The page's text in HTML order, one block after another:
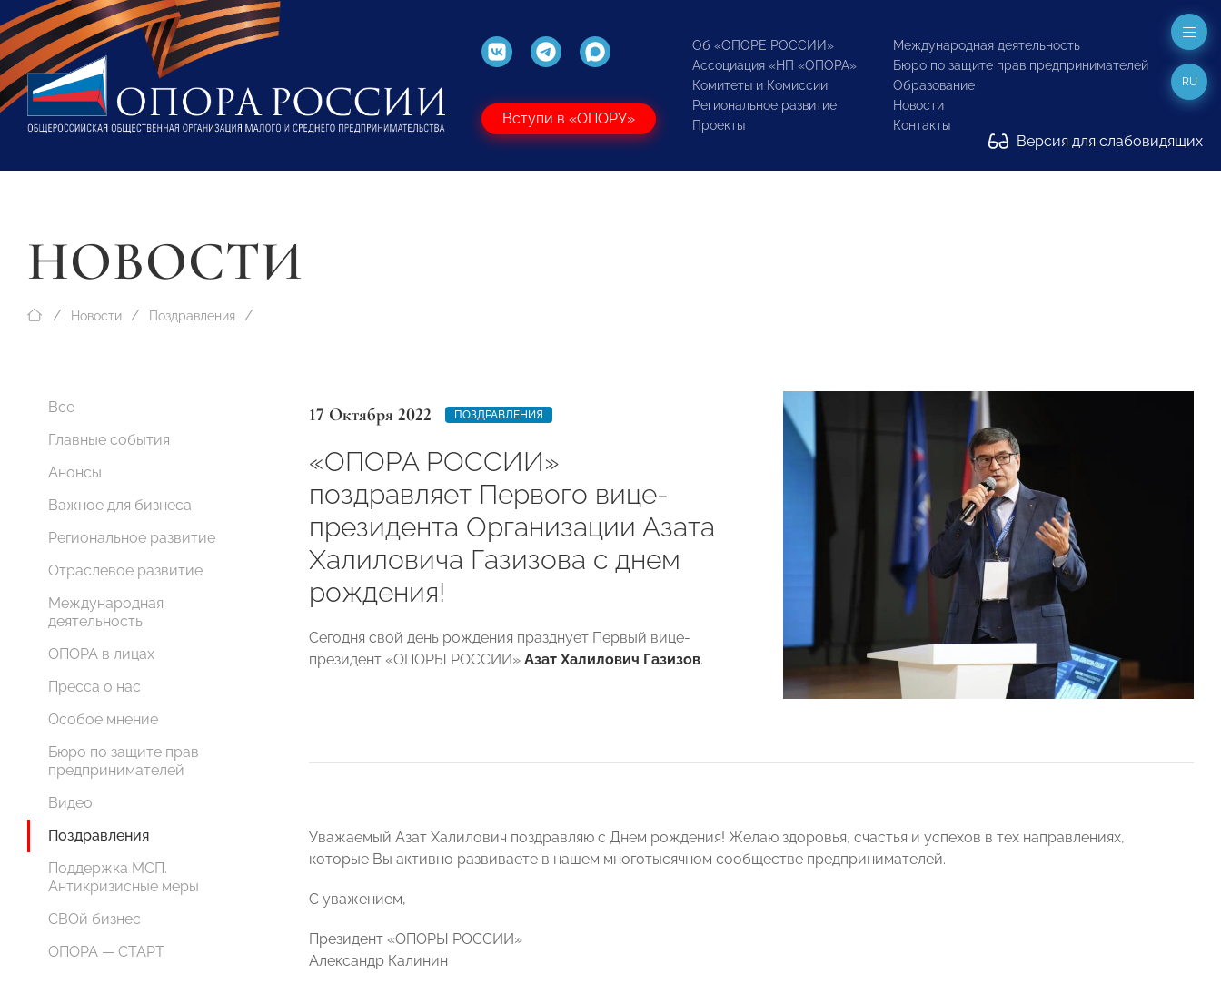
Вступи в «ОПОРУ»
Об «ОПОРЕ РОССИИ»
Ассоциация «НП «ОПОРА»
Комитеты и Комиссии
Региональное развитие
Проекты
Международная деятельность
Бюро по защите прав предпринимателей
Образование
Новости
Контакты
Версия для слабовидящих
RU
НОВОСТИ
Новости Поздравления
Все
Главные события
Анонсы
Важное для бизнеса
Региональное развитие
Отраслевое развитие
Международная
деятельность
ОПОРА в лицах
Пресса о нас
Особое мнение
Бюро по защите прав
предпринимателей
Видео
Поздравления
Поддержка МСП.
Антикризисные меры
СВОй бизнес
ОПОРА — СТАРТ
17 Октября 2022 ПОЗДРАВЛЕНИЯ
«ОПОРА РОССИИ»
поздравляет Первого вице-
президента Организации Азата
Халиловича Газизова с днем
рождения!
Сегодня свой день рождения празднует Первый вице-
президент «ОПОРЫ РОССИИ» Азат Халилович Газизов.
Уважаемый Азат Халилович поздравляю с Днем рождения! Желаю здоровья, счастья и успехов в тех направлениях,
которые Вы активно развиваете в нашем многотысячном сообществе предпринимателей.
С уважением,
Президент «ОПОРЫ РОССИИ»
Александр Калинин